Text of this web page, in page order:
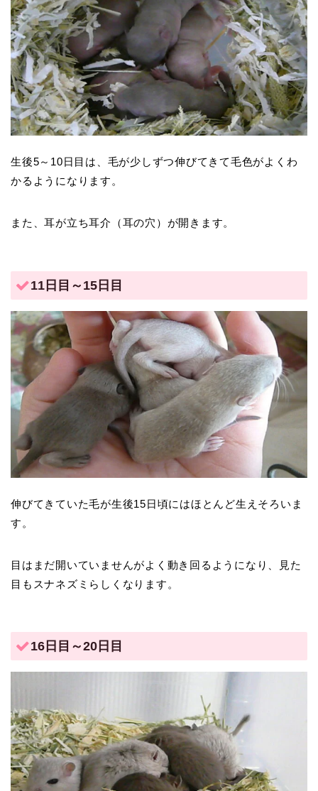
生後5～10日目は、毛が少しずつ伸びてきて毛色がよくわ
かるようになります。
また、耳が立ち耳介（耳の穴）が開きます。
11日目～15日目
伸びてきていた毛が生後15日頃にはほとんど生えそろいま
す。
目はまだ開いていませんがよく動き回るようになり、見た
目もスナネズミらしくなります。
16日目～20日目